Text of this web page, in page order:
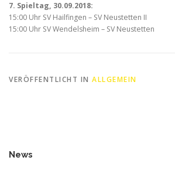
7. Spieltag, 30.09.2018:
15:00 Uhr SV Hailfingen – SV Neustetten II
15:00 Uhr SV Wendelsheim – SV Neustetten
VERÖFFENTLICHT IN ALLGEMEIN
News